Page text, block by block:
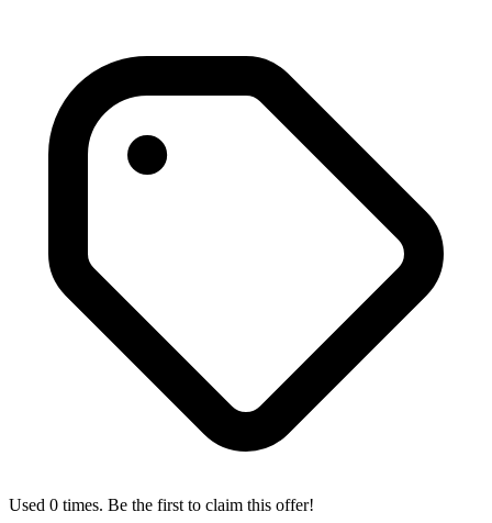
Used 0 times. Be the first to claim this offer!